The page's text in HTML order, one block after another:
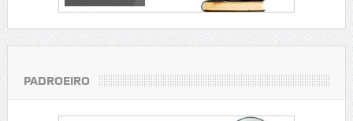
PADROEIRO